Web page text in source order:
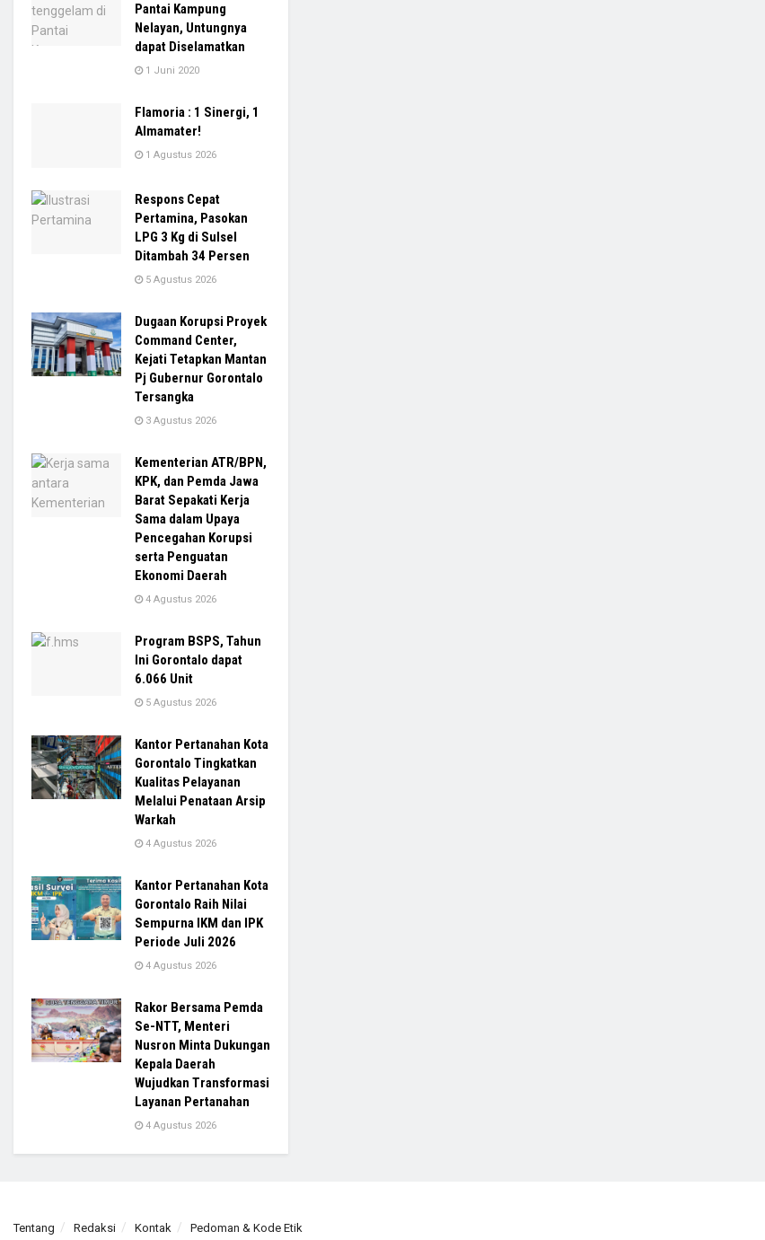
Pantai Kampung
Nelayan, Untungnya
dapat Diselamatkan
1 Juni 2020
Flamoria : 1 Sinergi, 1
Almamater!
1 Agustus 2026
Respons Cepat
Pertamina, Pasokan
LPG 3 Kg di Sulsel
Ditambah 34 Persen
5 Agustus 2026
Dugaan Korupsi Proyek
Command Center,
Kejati Tetapkan Mantan
Pj Gubernur Gorontalo
Tersangka
3 Agustus 2026
Kementerian ATR/BPN,
KPK, dan Pemda Jawa
Barat Sepakati Kerja
Sama dalam Upaya
Pencegahan Korupsi
serta Penguatan
Ekonomi Daerah
4 Agustus 2026
Program BSPS, Tahun
Ini Gorontalo dapat
6.066 Unit
5 Agustus 2026
Kantor Pertanahan Kota
Gorontalo Tingkatkan
Kualitas Pelayanan
Melalui Penataan Arsip
Warkah
4 Agustus 2026
Kantor Pertanahan Kota
Gorontalo Raih Nilai
Sempurna IKM dan IPK
Periode Juli 2026
4 Agustus 2026
Rakor Bersama Pemda
Se-NTT, Menteri
Nusron Minta Dukungan
Kepala Daerah
Wujudkan Transformasi
Layanan Pertanahan
4 Agustus 2026
Tentang Redaksi Kontak Pedoman & Kode Etik